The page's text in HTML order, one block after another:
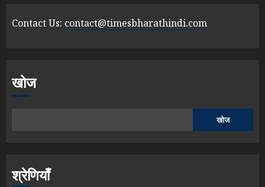
Contact Us: contact@timesbharathindi.com
खोज
खोज
श्रेणियाँ